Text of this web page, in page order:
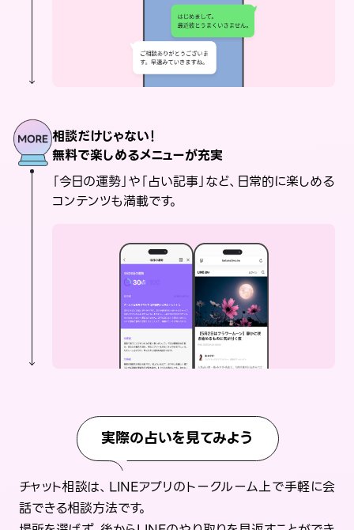
相談だけじゃない！
無料で楽しめるメニューが充実
「今日の運勢」や「占い記事」など、日常的に楽しめる
コンテンツも満載です。
実際の占いを見てみよう
チャット相談は、LINEアプリのトークルーム上で手軽に会
話できる相談方法です。